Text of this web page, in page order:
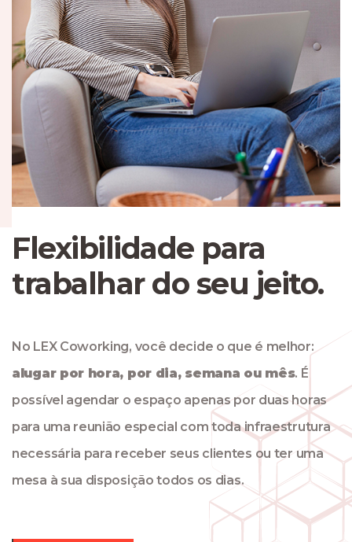
Flexibilidade para
trabalhar do seu jeito.
No LEX Coworking, você decide o que é melhor:
alugar por hora, por dia, semana ou mês. É
possível agendar o espaço apenas por duas horas
para uma reunião especial com toda infraestrutura
necessária para receber seus clientes ou ter uma
mesa à sua disposição todos os dias.